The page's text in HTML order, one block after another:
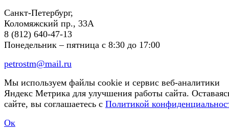
Санкт-Петербург,
Коломяжский пр., 33А
8 (812) 640-47-13
Понедельник – пятница с 8:30 до 17:00
petrostm@mail.ru
Мы используем файлы cookie и сервис веб-аналитики
Яндекс Метрика для улучшения работы сайта.
сайте, вы соглашаетесь с Политикой
Ок